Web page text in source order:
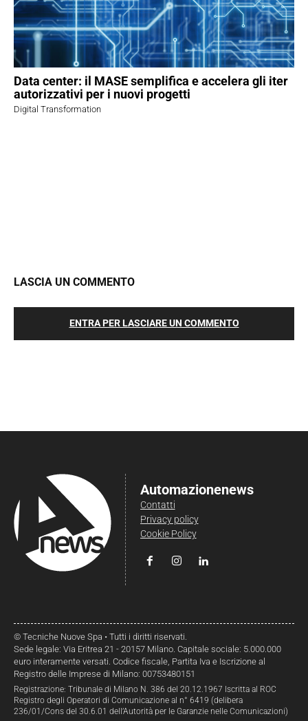
Data center: il MASE semplifica e accelera gli iter
autorizzativi per i nuovi progetti
Digital Transformation
LASCIA UN COMMENTO
ENTRA PER LASCIARE UN COMMENTO
Automazionenews
Contatti
Privacy policy
Cookie Policy
© Tecniche Nuove Spa • Tutti i diritti riservati.
Sede legale: Via Eritrea 21 - 20157 Milano. Capitale sociale: 5.000.000
euro interamente versati. Codice fiscale, Partita Iva e Iscrizione al
Registro delle Imprese di Milano: 00753480151
Registrazione: Tribunale di Milano N. 386 del 20.12.1967 Iscritta al ROC
Registro degli Operatori di Comunicazione al n° 6419 (delibera
236/01/Cons del 30.6.01 dell’Autorità per le Garanzie nelle Comunicazioni)